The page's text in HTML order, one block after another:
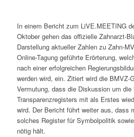
In einem Bericht zum LiVE.MEETING
Oktober gehen das offizielle Zahnarzt-
Darstellung aktueller Zahlen zu Zahn-
Online-Tagung geführte Erörterung,
nach einer erfolgreichen
werden wird, ein. Zitiert wird die BMVZ-
Vermutung, dass die Diskussion um die
Transparenzregisters mit als Erstes
wird. Der Bericht führt weiter aus, dass
solches Register für Symbolpolitik
nötig hält.